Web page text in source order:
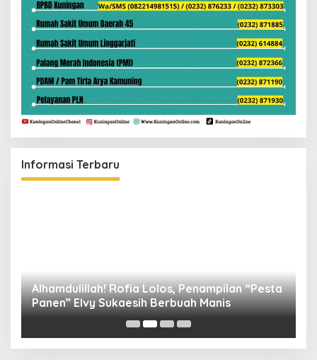
Informasi Terbaru
Alhamdulillah! Rofia Lolos, Penampilan “Pesta
Panen” Elvy Sukaesih Berbuah Manis